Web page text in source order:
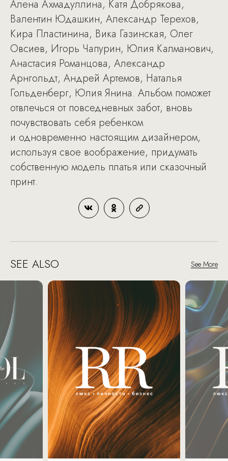
Алена Ахмадуллина, Катя Добрякова,
Валентин Юдашкин, Александр Терехов,
Кира Пластинина, Вика Газинская, Олег
Овсиев, Игорь Чапурин, Юлия Калманович,
Анастасия Романцова, Александр
Арнгольдт, Андрей Артемов, Наталья
Гольденберг, Юлия Янина. Альбом поможет
отвлечься от повседневных забот, вновь
почувствовать себя ребенком
и одновременно настоящим дизайнером,
используя свое воображение, придумать
собственную модель платья или сказочный
принт.
SEE ALSO See More